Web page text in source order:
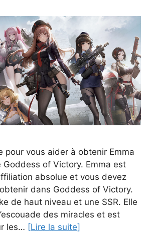
pour vous aider à obtenir Emma
Goddess of Victory. Emma est
absolue et vous devez
dans Goddess of Victory.
de haut niveau et une SSR. Elle
des miracles et est
les… [Lire la suite]